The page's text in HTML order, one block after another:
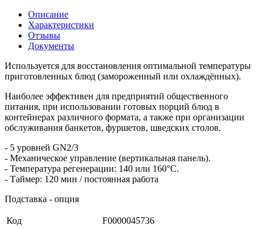
Описание
Характеристики
Отзывы
Документы
Используется для восстановления оптимальной температуры
приготовленных блюд (замороженный или охлаждённых).
Наиболее эффективен для предприятий общественного
питания, при использовании готовых порций блюд в
контейнерах различного формата, а также при организации
обслуживания банкетов, фуршетов, шведских столов.
- 5 уровней GN2/3
- Механическое управление (вертикальная панель).
- Температура регенерации: 140 или 160°С.
- Таймер: 120 мин / постоянная работа
Подставка - опция
Код
F0000045736